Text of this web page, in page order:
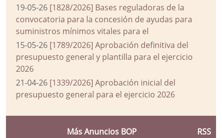
19-05-26 [1828/2026] Bases reguladoras de la
convocatoria para la concesión de ayudas para
suministros mínimos vitales para el
15-05-26 [1789/2026] Aprobación definitiva del
presupuesto general y plantilla para el ejercicio
2026
21-04-26 [1339/2026] Aprobación inicial del
presupuesto general para el ejercicio 2026
Más Anuncios BOP RSS